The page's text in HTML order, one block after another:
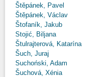
Štěpánek, Pavel
Štěpánek, Václav
Štofaník, Jakub
Stojić, Biljana
Štulrajterová, Katarína
Šuch, Juraj
Suchoński, Adam
Šuchová, Xénia